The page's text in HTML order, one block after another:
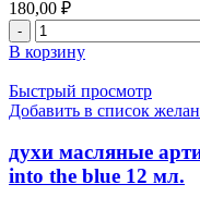
180,00 ₽
Количество
товара
духи
масляные
артис
artis-
артис
хомме
В корзину
Быстрый просмотр
Добавить в список
духи масляные
into the blue 12 мл.